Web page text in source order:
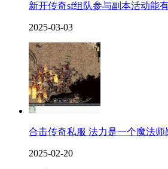
新开传奇sf组队参与副本活动能
2025-03-03
合击传奇私服 法力是一个魔法
2025-02-20